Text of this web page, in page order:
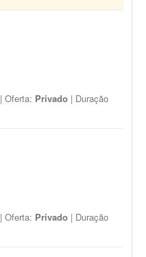
| Oferta: Privado | Duração
| Oferta: Privado | Duração